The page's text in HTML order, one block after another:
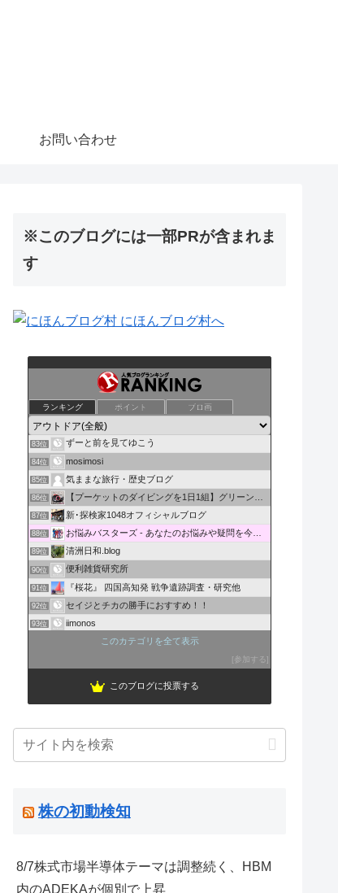
お問い合わせ
※このブログには一部PRが含まれま
す
ランキング ポイント ブロ画
81位 酔いどれみちのく仙人の小屋
82位 もうけっこうです アウトドア編
83位 ずーと前を見てゆこう
84位 mosimosi
85位 気ままな旅行・歴史ブログ
86位 【プーケットのダイビングを1日1組】グリーンダイバー海ブログ
87位 新･探検家1048オフィシャルブログ
88位 お悩みバスターズ - あなたのお悩みや疑問を今すぐ解決！
89位 清洲日和.blog
90位 便利雑貨研究所
91位 『桜花』 四国高知発 戦争遺跡調査・研究他
92位 セイジとチカの勝手におすすめ！！
93位 iimonos
写真を通して地球と語る
このカテゴリを全て表示
参加する
このブログに投票する
株の初動検知
8/7株式市場半導体テーマは調整続く、HBM
内のADEKAが個別で上昇